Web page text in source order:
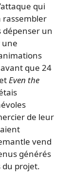
qui
rassembler
dépenser un
une
que 24
Even the
de leur
vend
générés
du projet.